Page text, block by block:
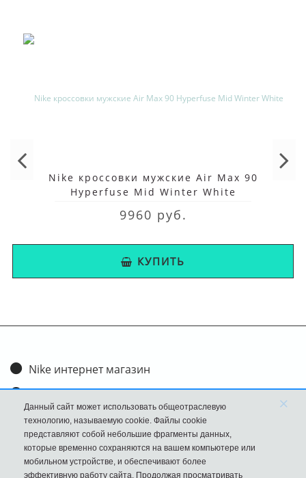
Nike кроссовки мужские Air Max 90
Hyperfuse Mid Winter White
9960 руб.
КУПИТЬ
Nike интернет магазин
Доставка и оплата
Обмен и возврат
Размеры
FAQ
Данный сайт может использовать общеотраслевую
технологию, называемую cookie. Файлы cookie
представляют собой небольшие фрагменты данных,
которые временно сохраняются на вашем компьютере или
мобильном устройстве, и обеспечивают более
эффективную работу сайта. Продолжая просматривать
×